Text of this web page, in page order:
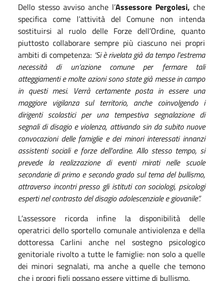
Dello stesso avviso anche l’Assessore Pergolesi, che
specifica come l’attività del Comune non intenda
sostituirsi al ruolo delle Forze dell’Ordine, quanto
piuttosto collaborare sempre più ciascuno nei propri
ambiti di competenza: ‘Si è rivelata già da tempo l’estrema
necessità di un’azione comune per fermare tali
atteggiamenti e molte azioni sono state già messe in campo
in questi mesi. Verrà certamente posta in essere una
maggiore vigilanza sul territorio, anche coinvolgendo i
dirigenti scolastici per una tempestiva segnalazione di
segnali di disagio e violenza, attivando sin da subito nuove
convocazioni delle famiglie e dei minori interessati innanzi
assistenti sociali e forze dell’ordine. Allo stesso tempo, si
prevede la realizzazione di eventi mirati nelle scuole
secondarie di primo e secondo grado sul tema del bullismo,
attraverso incontri presso gli istituti con sociologi, psicologi
esperti nel contrasto del disagio adolescenziale e giovanile”.
L’assessore ricorda infine la disponibilità delle
operatrici dello sportello comunale antiviolenza e della
dottoressa Carlini anche nel sostegno psicologico
genitoriale rivolto a tutte le famiglie: non solo a quelle
dei minori segnalati, ma anche a quelle che temono
che i propri figli possano essere vittime di bullismo.